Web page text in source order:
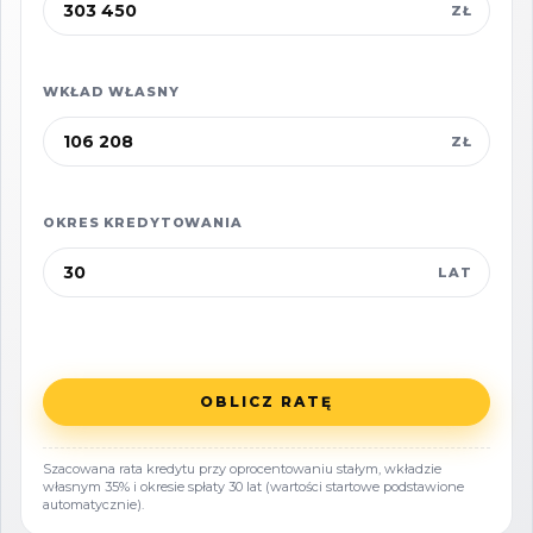
gospodarczych
Media
- doprowadzony wodociąg
- pozostałe media w zasięgu / do uzgodnienia
- projekt na doprowadzenie kanalizacji
Funkcjonalny układ działek
- wygodny dojazd, pełna kontrola nad
układem komunikacyjnym
- czytelny podział sprzyjający etapowaniu
inwestycji
ZŁ
WKŁAD WŁASNY
ZŁ
OKRES KREDYTOWANIA
LAT
OBLICZ RATĘ
Szacowana rata kredytu przy oprocentowaniu stałym, wkładzie
własnym 35% i okresie spłaty 30 lat (wartości startowe podstawione
automatycznie).